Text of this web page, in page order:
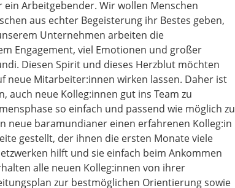
Arbeitgebender. Wir wollen Menschen
aus echter Begeisterung ihr Bestes geben,
Unternehmen arbeiten die
Engagement, viel Emotionen und großer
Diesen Spirit und dieses Herzblut möchten
neue Mitarbeiter:innen wirken lassen. Daher ist
auch neue Kolleg:innen gut ins Team zu
so einfach und passend wie möglich zu
neue baramundianer einen erfahrenen Kolleg:in
gestellt, der ihnen die ersten Monate viele
hilft und sie einfach beim Ankommen
alle neuen Kolleg:innen von ihrer
zur bestmöglichen Orientierung sowie